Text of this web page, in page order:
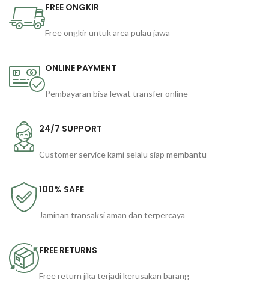
FREE ONGKIR
Free ongkir untuk area pulau jawa
ONLINE PAYMENT
Pembayaran bisa lewat transfer online
24/7 SUPPORT
Customer service kami selalu siap membantu
100% SAFE
Jaminan transaksi aman dan terpercaya
FREE RETURNS
Free return jika terjadi kerusakan barang